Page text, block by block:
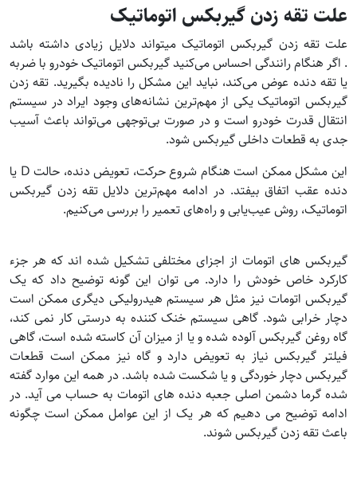
علت تقه زدن گیربکس اتوماتیک
علت تقه زدن گیربکس اتوماتیک میتواند دلایل زیادی داشته باشد
. اگر هنگام رانندگی احساس می‌کنید گیربکس اتوماتیک خودرو با ضربه
یا تقه دنده عوض می‌کند، نباید این مشکل را نادیده بگیرید. تقه زدن
گیربکس اتوماتیک یکی از مهم‌ترین نشانه‌های وجود ایراد در سیستم
انتقال قدرت خودرو است و در صورت بی‌توجهی می‌تواند باعث آسیب
جدی به قطعات داخلی گیربکس شود.
این مشکل ممکن است هنگام شروع حرکت، تعویض دنده، حالت D یا
دنده عقب اتفاق بیفتد. در ادامه مهم‌ترین دلایل تقه زدن گیربکس
اتوماتیک، روش عیب‌یابی و راه‌های تعمیر را بررسی می‌کنیم.
گیربکس های اتومات از اجزای مختلفی تشکیل شده اند که هر جزء
کارکرد خاص خودش را دارد. می توان این گونه توضیح داد که یک
گیربکس اتومات نیز مثل هر سیستم هیدرولیکی دیگری ممکن است
دچار خرابی شود. گاهی سیستم خنک کننده به درستی کار نمی کند،
گاه روغن گیربکس آلوده شده و یا از میزان آن کاسته شده است، گاهی
فیلتر گیربکس نیاز به تعویض دارد و گاه نیز ممکن است قطعات
گیربکس دچار خوردگی و یا شکست شده باشد. در همه این موارد گفته
شده گرما دشمن اصلی جعبه دنده های اتومات به حساب می آید. در
ادامه توضیح می دهیم که هر یک از این عوامل ممکن است چگونه
باعث تقه زدن گیربکس شوند.